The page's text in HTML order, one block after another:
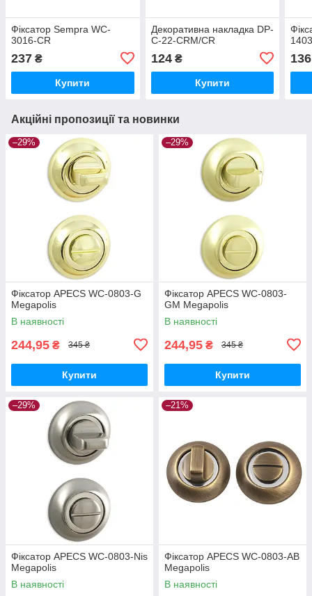
Фіксатор Sempra WC-
3016-CR
237 ₴
Купити
Декоративна накладка DP-
C-22-CRM/CR
124₴
Купити
136
Акційні пропозиції та новинки
–29%
Фіксатор APECS WC-0803-G
Megapolis
В наявності
244,95 ₴ 345 ₴
Купити
–29%
Фіксатор APECS WC-0803-
GM Megapolis
В наявності
244,95 ₴ 345 ₴
Купити
–29%
Фіксатор APECS WC-0803-Nis
Megapolis
В наявності
–21%
Фіксатор APECS WC-0803-AB
Megapolis
В наявності